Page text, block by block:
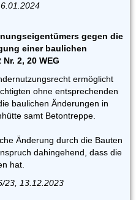
gegen die
einer baulichen
2, 20 WEG
ermöglicht
ohne entsprechenden
baulichen Änderungen in
samt Betontreppe.
Änderung durch die Bauten
dahingehend, dass die
hat.
23, 13.12.2023